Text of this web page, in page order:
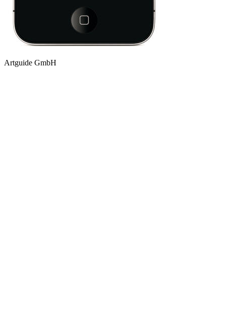
Artguide GmbH